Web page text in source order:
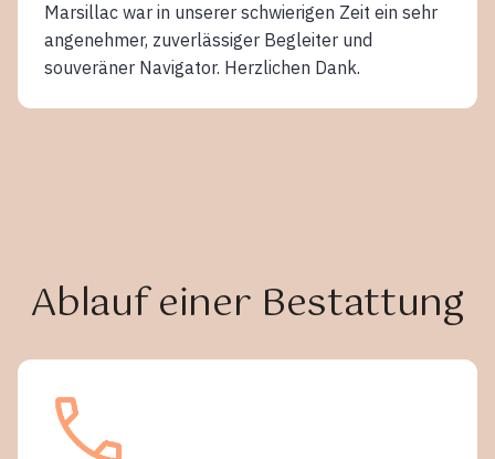
Marsillac war in unserer schwierigen Zeit ein sehr
angenehmer, zuverlässiger Begleiter und
souveräner Navigator. Herzlichen Dank.
Ablauf einer Bestattung